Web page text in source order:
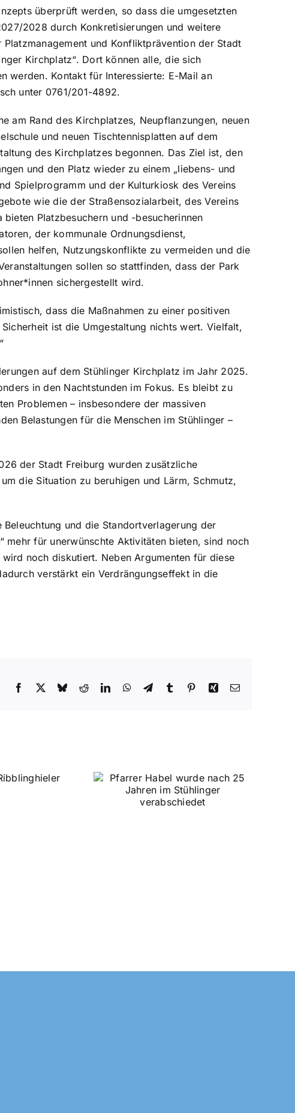
überprüft werden, so dass die umgesetzten
2028 durch Konkretisierungen und weitere
und Konfliktprävention der Stadt
Kirchplatz“. Dort können alle, die sich
werden. Kontakt für Interessierte: E-Mail an
unter 0761/201-4892.
am Rand des Kirchplatzes, Neupflanzungen, neuen
und neuen Tischtennisplatten auf dem
des Kirchplatzes begonnen. Das Ziel ist, den
und den Platz wieder zu einem „liebens- und
Spielprogramm und der Kulturkiosk des Vereins
wie die der Straßensozialarbeit, des Vereins
Platzbesuchern und -besucherinnen
der kommunale Ordnungsdienst,
helfen, Nutzungskonflikte zu vermeiden und die
sollen so stattfinden, dass der Park
sichergestellt wird.
dass die Maßnahmen zu einer positiven
ist die Umgestaltung nichts wert. Vielfalt,
auf dem Stühlinger Kirchplatz im Jahr 2025.
in den Nachtstunden im Fokus. Es bleibt zu
Problemen – insbesondere der massiven
Belastungen für die Menschen im Stühlinger –
der Stadt Freiburg wurden zusätzliche
die Situation zu beruhigen und Lärm, Schmutz,
und die Standortverlagerung der
mehr für unerwünschte Aktivitäten bieten, sind noch
noch diskutiert. Neben Argumenten für diese
verstärkt ein Verdrängungseffekt in die
Facebook
X BlueskyRedditLinkedInWhatsApp
TelegramTumblr PinterestXing E-
wurde nach
„Wir-im-